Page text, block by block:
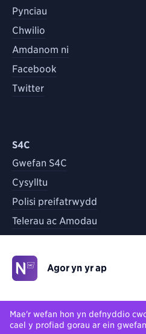
Pynciau
Chwilio
Amdanom ni
Facebook
Twitter
S4C
Gwefan S4C
Cysylltu
Polisi preifatrwydd
Telerau ac Amodau
Yn ôl i'r brig
Mae'r wefan hon yn defnyddio
cael y profiad gorau ar ein
Agor yn yr ap